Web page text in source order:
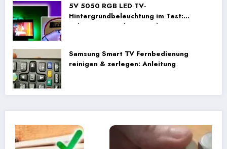
5V 5050 RGB LED TV-
Hintergrundbeleuchtung im Test:
Unboxing, Einrichtung und Praxistests
Samsung Smart TV Fernbedienung
reinigen & zerlegen: Anleitung